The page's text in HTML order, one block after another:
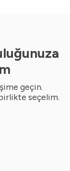
geçin.
seçelim.